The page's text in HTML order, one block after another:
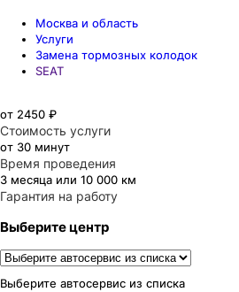
Москва и область
Услуги
Замена тормозных колодок
SEAT
от 2450 ₽
Стоимость услуги
от 30 минут
Время проведения
3 месяца или 10 000 км
Гарантия на работу
Выберите центр
Выберите автосервис из списка